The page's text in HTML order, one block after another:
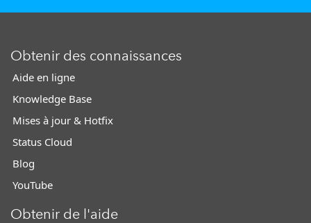
Obtenir des connaissances
Aide en ligne
Knowledge Base
Mises à jour & Hotfix
Status Cloud
Blog
YouTube
Obtenir de l'aide